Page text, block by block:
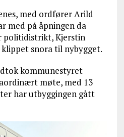
med ordfører Arild
med på åpningen da
politidistrikt, Kjerstin
snora til nybygget.
kommunestyret
møte, med 13
har utbyggingen gått